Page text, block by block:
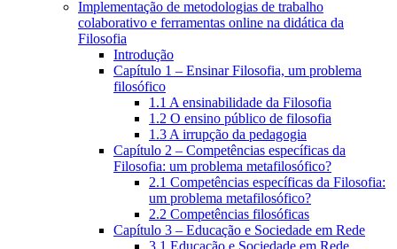
Implementação de metodologias de trabalho
colaborativo e ferramentas online na didática da
Filosofia
Introdução
Capítulo 1 – Ensinar Filosofia, um problema
filosófico
1.1 A ensinabilidade da Filosofia
1.2 O ensino público de filosofia
1.3 A irrupção da pedagogia
Capítulo 2 – Competências específicas da
Filosofia: um problema metafilosófico?
2.1 Competências específicas da Filosofia:
um problema metafilosófico?
2.2 Competências filosóficas
Capítulo 3 – Educação e Sociedade em Rede
3.1 Educação e Sociedade em Rede